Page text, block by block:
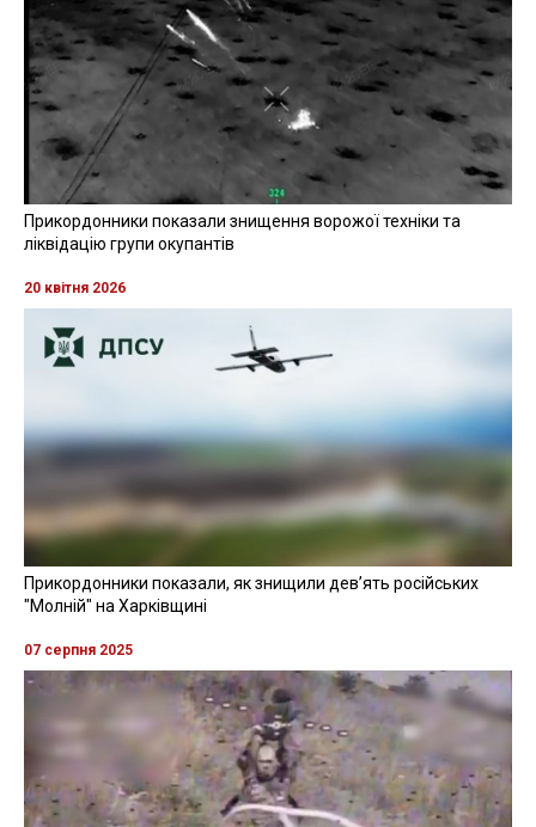
Прикордонники показали знищення ворожої техніки та
ліквідацію групи окупантів
20 квітня 2026
Прикордонники показали, як знищили девʼять російських
"Молній" на Харківщині
07 серпня 2025